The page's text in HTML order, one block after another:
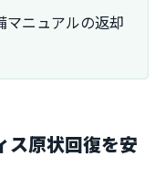
マニュアルの返却
ス原状回復を安